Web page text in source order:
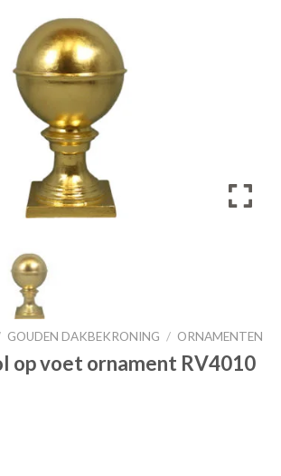
GOUDEN DAKBEKRONING / ORNAMENTEN
op voet ornament RV4010